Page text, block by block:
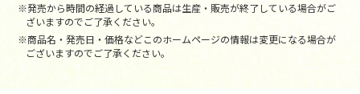
※発売から時間の経過している商品は生産・販売が終了している場合がご
ざいますのでご了承ください。
※商品名・発売日・価格などこのホームページの情報は変更になる場合が
ございますのでご了承ください。